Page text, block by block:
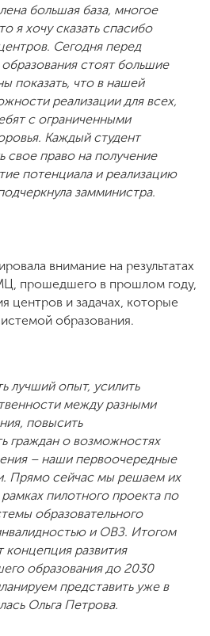
большая база, многое
я хочу сказать спасибо
Сегодня перед
стоят большие
показать, что в нашей
реализации для всех,
с ограниченными
Каждый студент
свое право на получение
потенциала и реализацию
замминистра.
внимание на результатах
прошедшего в прошлом году,
центров и задачах, которые
образования.
лучший опыт, усилить
между разными
повысить
граждан о возможностях
– наши первоочередные
Прямо сейчас мы решаем их
пилотного проекта по
образовательного
и ОВЗ. Итогом
концепция развития
образования до 2030
представить уже в
Ольга Петрова.